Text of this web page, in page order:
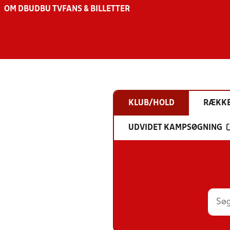
OM DBU DBU TV FANS & BILLETTER
KLUB/HOLD
UDVIDET KAMPSØGNING